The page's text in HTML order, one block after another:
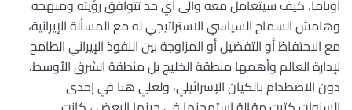
اوباما، كيف سيتعامل معه والى أي حد تتوافق رؤيته ومنهجه
وهامش السماح السياسي الاستراتيجي له مع المسألة الإيرانية،
مع الاحتفاظ أو التفضيل أو المزاوجة بين النفوذ الإيراني الطامح
لإدارة العالم وأهمها منطقة الخليج بل منطقة الشرق الأوسط،
دون الاصطدام بالكيان الإسرائيلي، ولعلي هنا في إحدى